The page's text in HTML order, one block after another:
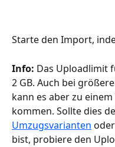
Starte den Import,
Info: Das Uploadlimit
2 GB. Auch bei
kann es aber zu
kommen. Sollte dies
Umzugsvarianten
bist, probiere den